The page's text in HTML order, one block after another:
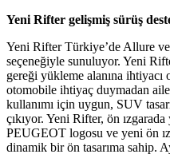
Yeni Rifter gelişmiş sürüş
Yeni Rifter Türkiye’de Allure
seçeneğiyle sunuluyor. Yeni
gereği yükleme alanına ihtiyacı
otomobile ihtiyaç duymadan
kullanımı için uygun, SUV
çıkıyor. Yeni Rifter, ön
PEUGEOT logosu ve yeni ön
dinamik bir ön tasarıma sahip.